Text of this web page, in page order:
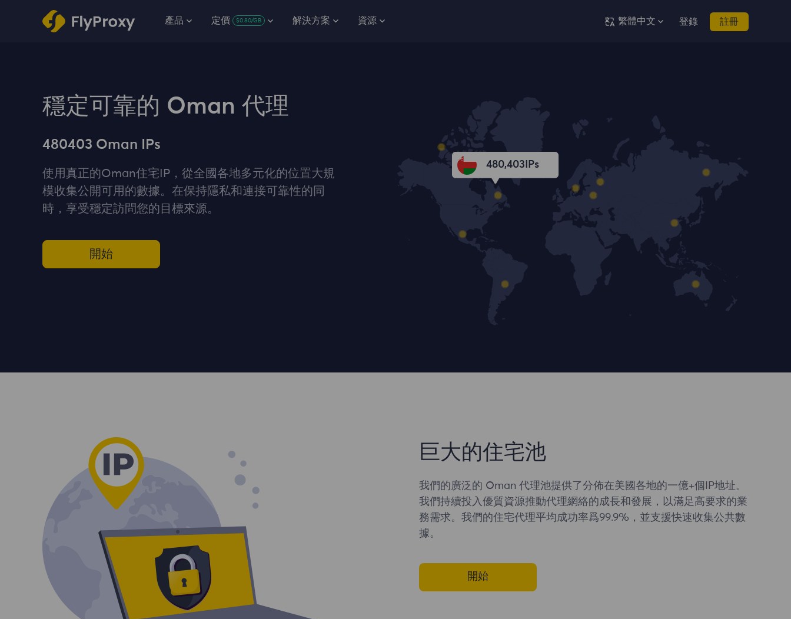
產品 定價 $0.80/GB 解決方案 資源 繁體中文 登錄 註冊
穩定可靠的 Oman 代理
480403 Oman IPs
使用真正的Oman住宅IP，從全國各地多元化的位置大規
模收集公開可用的數據。在保持隱私和連接可靠性的同
時，享受穩定訪問您的目標來源。
開始
480,403 IPs
巨大的住宅池
我們的廣泛的 Oman 代理池提供了分佈在美國各地的一億+個IP地址。
我們持續投入優質資源推動代理網絡的成長和發展，以滿足高要求的業
務需求。我們的住宅代理平均成功率爲99.9%，並支援快速收集公共數
據。
開始